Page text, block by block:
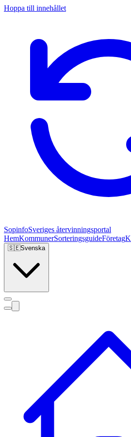
Hoppa till innehållet
SopinfoSveriges återvinningsportal
HemKommunerSorteringsguideFöretag
🇸🇪Svenska